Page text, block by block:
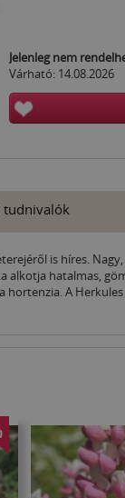
Jelenleg nem
Várható: 14.08.2026
tudnivalók
is híres.
hatalmas,
A